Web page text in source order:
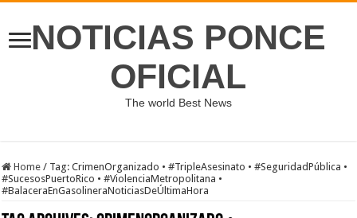
NOTICIAS PONCE
OFICIAL
The world Best News
Home / Tag:CrimenOrganizado • #TripleAsesinato • #SeguridadPública •
#SucesosPuertoRico • #ViolenciaMetropolitana •
#BalaceraEnGasolineraNoticiasDeÚltimaHora